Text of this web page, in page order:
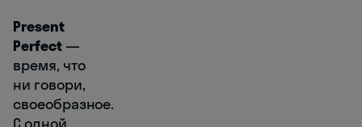
Present
Perfect―
время, что
ни говори,
своеобразное.